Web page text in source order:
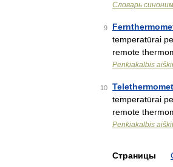
Словарь
9
temperatūrai
remote
Penkiakalbis
10
temperatūrai
remote
Penkiakalbis
Страницы